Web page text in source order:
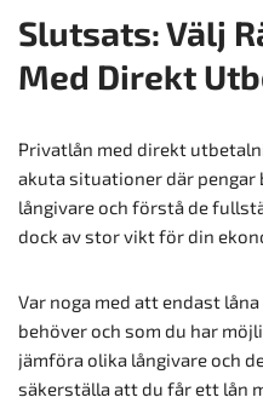
Slutsats: Välj
Med Direkt
Privatlån med direkt
akuta situationer där pengar
långivare och förstå de
dock av stor vikt för din
Var noga med att endast
behöver och som du har
jämföra olika långivare och
säkerställa att du får ett lån